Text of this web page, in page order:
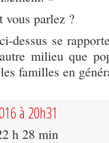
vous parlez ?
dessus se
milieu que
familles en
à 20h31
h 28 min